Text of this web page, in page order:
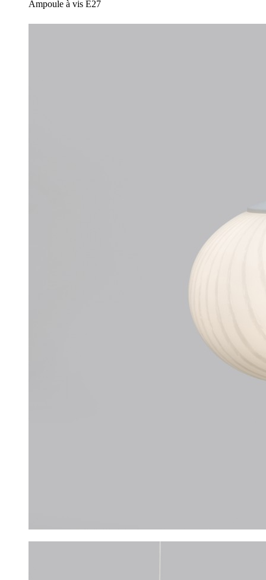
Ampoule à vis E27